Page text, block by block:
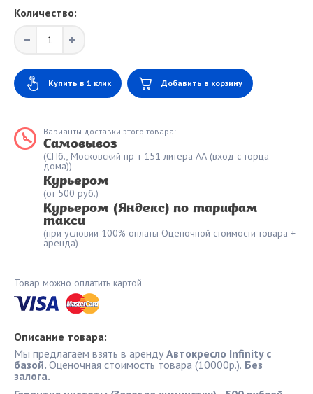
Количество:
Купить в 1 клик Добавить в корзину
Варианты доставки этого товара:
Самовывоз
(СПб., Московский пр-т 151 литера АА (вход с торца
дома))
Курьером
(от 500 руб.)
Курьером (Яндекс) по тарифам
такси
(при условии 100% оплаты Оценочной стоимости товара +
аренда)
Товар можно оплатить картой
Описание товара:
Мы предлагаем взять в аренду Автокресло Infinity с
базой. Оценочная стоимость товара (10000р.). Без
залога.